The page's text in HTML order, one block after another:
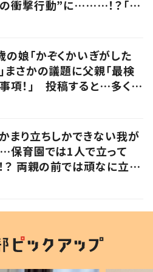
衝撃行動”に………！？「思
の娘「かぞくかいぎがした
まさかの議題に父親「最検
項！」 投稿すると…多くの
まり立ちしかできない我が
保育園では1人で立って
？ 両親の前では頑なに立た